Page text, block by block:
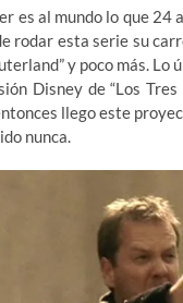
es al mundo lo que
rodar esta serie su
y poco más.
Disney de “Los
llego este
nunca.